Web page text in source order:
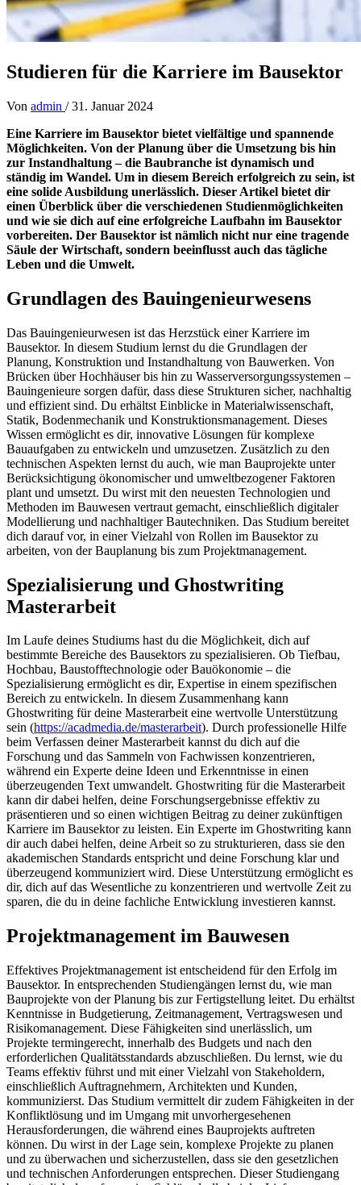
Studieren für die Karriere im Bausektor
Von admin /31. Januar 2024
Eine Karriere im Bausektor bietet vielfältige und spannende
Möglichkeiten. Von der Planung über die Umsetzung bis hin
zur Instandhaltung – die Baubranche ist dynamisch und
ständig im Wandel. Um in diesem Bereich erfolgreich zu sein, ist
eine solide Ausbildung unerlässlich. Dieser Artikel bietet dir
einen Überblick über die verschiedenen Studienmöglichkeiten
und wie sie dich auf eine erfolgreiche Laufbahn im Bausektor
vorbereiten. Der Bausektor ist nämlich nicht nur eine tragende
Säule der Wirtschaft, sondern beeinflusst auch das tägliche
Leben und die Umwelt.
Grundlagen des Bauingenieurwesens
Das Bauingenieurwesen ist das Herzstück einer Karriere im
Bausektor. In diesem Studium lernst du die Grundlagen der
Planung, Konstruktion und Instandhaltung von Bauwerken. Von
Brücken über Hochhäuser bis hin zu Wasserversorgungssystemen –
Bauingenieure sorgen dafür, dass diese Strukturen sicher, nachhaltig
und effizient sind. Du erhältst Einblicke in Materialwissenschaft,
Statik, Bodenmechanik und Konstruktionsmanagement. Dieses
Wissen ermöglicht es dir, innovative Lösungen für komplexe
Bauaufgaben zu entwickeln und umzusetzen. Zusätzlich zu den
technischen Aspekten lernst du auch, wie man Bauprojekte unter
Berücksichtigung ökonomischer und umweltbezogener Faktoren
plant und umsetzt. Du wirst mit den neuesten Technologien und
Methoden im Bauwesen vertraut gemacht, einschließlich digitaler
Modellierung und nachhaltiger Bautechniken. Das Studium bereitet
dich darauf vor, in einer Vielzahl von Rollen im Bausektor zu
arbeiten, von der Bauplanung bis zum Projektmanagement.
Spezialisierung und Ghostwriting
Masterarbeit
Im Laufe deines Studiums hast du die Möglichkeit, dich auf
bestimmte Bereiche des Bausektors zu spezialisieren. Ob Tiefbau,
Hochbau, Baustofftechnologie oder Bauökonomie – die
Spezialisierung ermöglicht es dir, Expertise in einem spezifischen
Bereich zu entwickeln. In diesem Zusammenhang kann
Ghostwriting für deine Masterarbeit eine wertvolle Unterstützung
sein (https://acadmedia.de/masterarbeit). Durch professionelle Hilfe
beim Verfassen deiner Masterarbeit kannst du dich auf die
Forschung und das Sammeln von Fachwissen konzentrieren,
während ein Experte deine Ideen und Erkenntnisse in einen
überzeugenden Text umwandelt. Ghostwriting für die Masterarbeit
kann dir dabei helfen, deine Forschungsergebnisse effektiv zu
präsentieren und so einen wichtigen Beitrag zu deiner zukünftigen
Karriere im Bausektor zu leisten. Ein Experte im Ghostwriting kann
dir auch dabei helfen, deine Arbeit so zu strukturieren, dass sie den
akademischen Standards entspricht und deine Forschung klar und
überzeugend kommuniziert wird. Diese Unterstützung ermöglicht es
dir, dich auf das Wesentliche zu konzentrieren und wertvolle Zeit zu
sparen, die du in deine fachliche Entwicklung investieren kannst.
Projektmanagement im Bauwesen
Effektives Projektmanagement ist entscheidend für den Erfolg im
Bausektor. In entsprechenden Studiengängen lernst du, wie man
Bauprojekte von der Planung bis zur Fertigstellung leitet. Du erhältst
Kenntnisse in Budgetierung, Zeitmanagement, Vertragswesen und
Risikomanagement. Diese Fähigkeiten sind unerlässlich, um
Projekte termingerecht, innerhalb des Budgets und nach den
erforderlichen Qualitätsstandards abzuschließen. Du lernst, wie du
Teams effektiv führst und mit einer Vielzahl von Stakeholdern,
einschließlich Auftragnehmern, Architekten und Kunden,
kommunizierst. Das Studium vermittelt dir zudem Fähigkeiten in der
Konfliktlösung und im Umgang mit unvorhergesehenen
Herausforderungen, die während eines Bauprojekts auftreten
können. Du wirst in der Lage sein, komplexe Projekte zu planen
und zu überwachen und sicherzustellen, dass sie den gesetzlichen
und technischen Anforderungen entsprechen. Dieser Studiengang